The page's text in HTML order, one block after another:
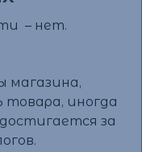
– нет.
магазина,
товара, иногда
за